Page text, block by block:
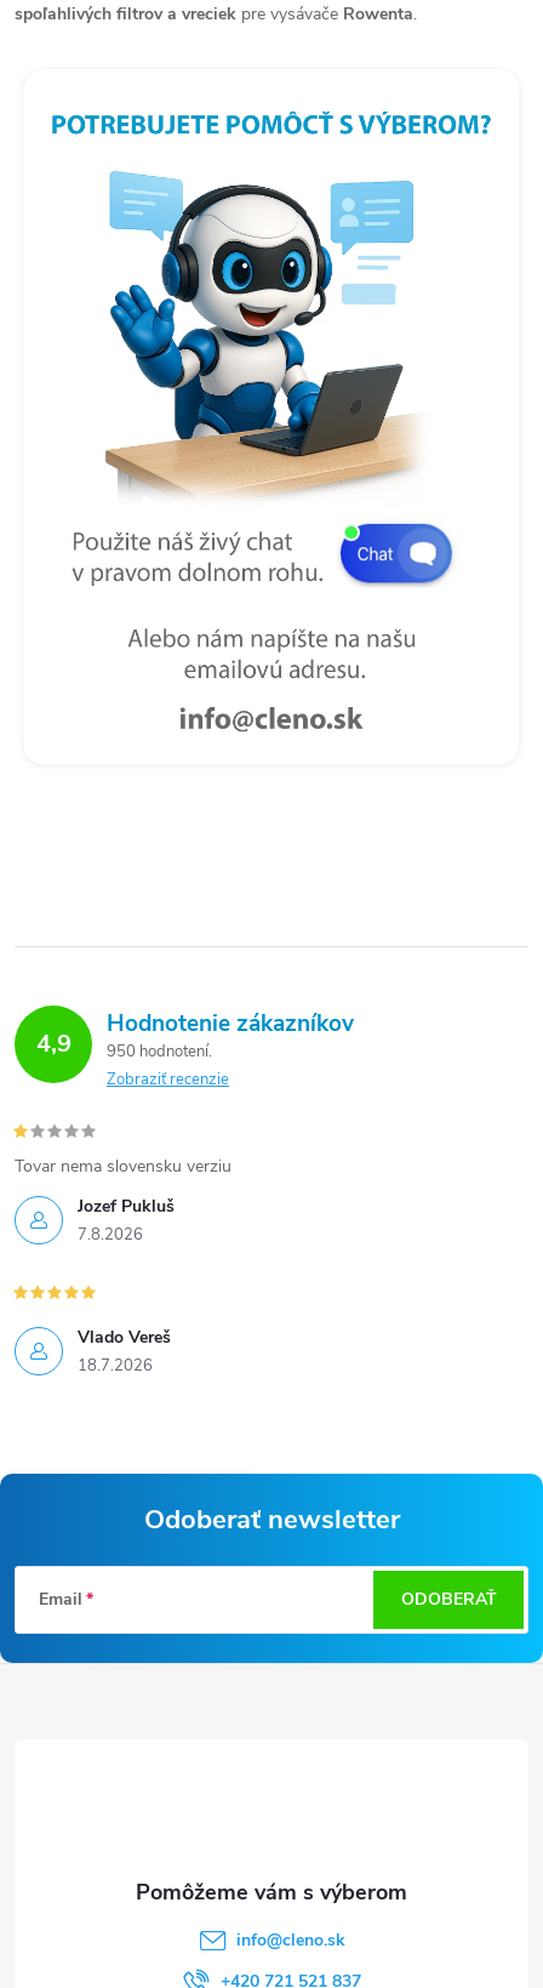
spoľahlivých filtrov a vreciek pre vysávače Rowenta.
4,9
Hodnotenie zákazníkov
950 hodnotení
Zobraziť recenzie
Jozef Pukluš
7.8.2026
Tovar nema slovensku verziu
Vlado Vereš
18.7.2026
Z
á
p
Odoberať newsletter
Email ODOBERAŤ
info@cleno.sk
+420 721 521 837